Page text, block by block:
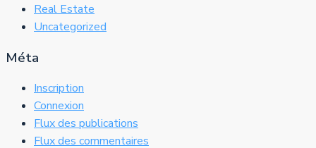
Real Estate
Uncategorized
Méta
Inscription
Connexion
Flux des publications
Flux des commentaires